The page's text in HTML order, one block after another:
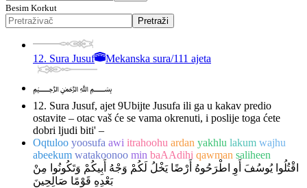
Besim Korkut
Pretraži
12. Sura Jusuf Mekanska sura/111 ajeta
﷽
12. Sura Jusuf, ajet 9Ubijte Jusufa ili ga u kakav predio
ostavite – otac vaš će se vama okrenuti, i poslije toga ćete
dobri ljudi biti' –
Oqtuloo yoosufa awi itrahoohu ardan yakhlu lakum wajhu
abeekum watakoonoo min baAAdihi qawman saliheen
اقْتُلُوا يُوسُفَ أَوِ اطْرَحُوهُ أَرْضًا يَخْلُ لَكُمْ وَجْهُ أَبِيكُمْ وَتَكُونُوا مِنْ
بَعْدِهِ قَوْمًا صَالِحِينَ